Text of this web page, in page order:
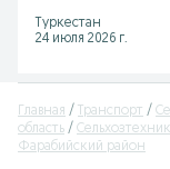
Туркестан
24 июля 2026 г.
Главная Транспорт
область
Фарабийский район